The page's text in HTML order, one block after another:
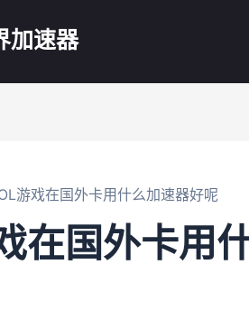
加速器
游戏在国外卡用什么加速器好呢
在国外卡用